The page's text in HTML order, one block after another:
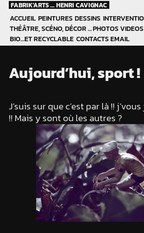
Skip
content
FABRIK'ARTS ... HENRI CAVIGNAC
ACCUEIL PEINTURES DESSINS
THÉÂTRE, SCÉNO, DÉCOR …PHOTOSVIDEOS
BIO…ET RECYCLABLE CONTACTS EMAIL
Aujourd’hui, sport !
J’suis sur que c’est par là !!
!! Mais y sont où les autres ?